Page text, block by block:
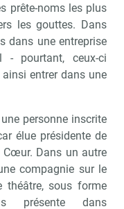
prête-noms les plus
les gouttes. Dans
dans une entreprise
- pourtant, ceux-ci
entrer dans une
personne inscrite
élue présidente de
Cœur. Dans un autre
compagnie sur le
sous forme
présente dans